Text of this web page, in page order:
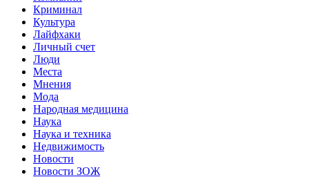
Криминал
Культура
Лайфхаки
Личный счет
Люди
Места
Мнения
Мода
Народная медицина
Наука
Наука и техника
Недвижимость
Новости
Новости ЗОЖ